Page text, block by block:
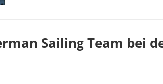
Sailing Team bei